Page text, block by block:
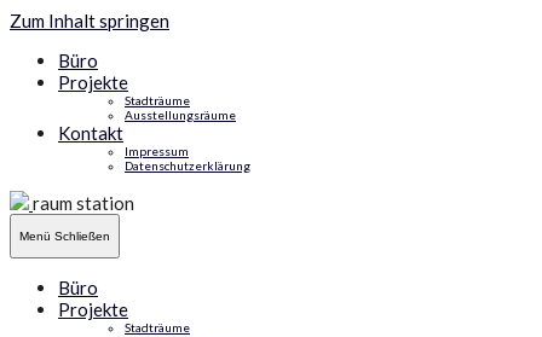
Zum Inhalt springen
Büro
Projekte
Stadträume
Ausstellungsräume
Kontakt
Impressum
Datenschutzerklärung
raum station
Menü Schließen
Büro
Projekte
Stadträume